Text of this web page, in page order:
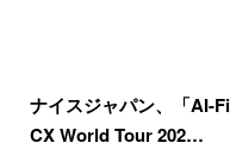
ナイスジャパン、「AI-
CX World Tour 202…